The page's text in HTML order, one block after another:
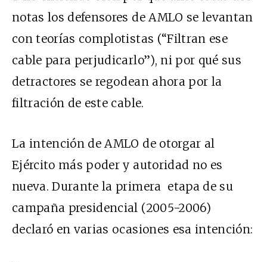
notas los defensores de AMLO se levantan
con teorías complotistas (“Filtran ese
cable para perjudicarlo”), ni por qué sus
detractores se regodean ahora por la
filtración de este cable.
La intención de AMLO de otorgar al
Ejército más poder y autoridad no es
nueva. Durante la primera etapa de su
campaña presidencial (2005-2006)
declaró en varias ocasiones esa intención: